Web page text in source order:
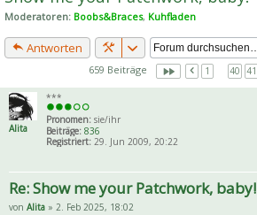
Moderatoren: Boobs&Braces, Kuhfladen
Antworten
659 Beiträge 1 40 41
Alita
***
Pronomen:sie/ihr
Beiträge: 836
Registriert:29. Jun 2009, 20:22
Re: Show me your Patchwork, baby!
von Alita » 2. Feb 2025, 18:02